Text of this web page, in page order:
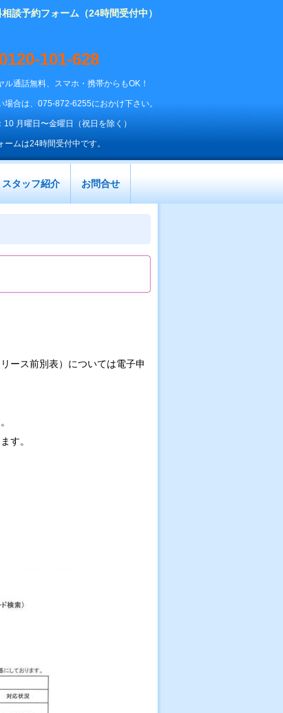
談予約フォーム（24時間受付中）
0120-101-628
ル通話無料、スマホ・携帯からもOK！
場合は、075-872-6255におかけ下さい。
月曜日〜金曜日（祝日を除く）
ームは24時間受付中です。
スタッフ紹介 お問合せ
ース前別表）については電子申
す。